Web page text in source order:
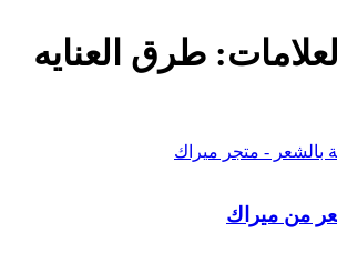
طرق العنايه
من ميراك